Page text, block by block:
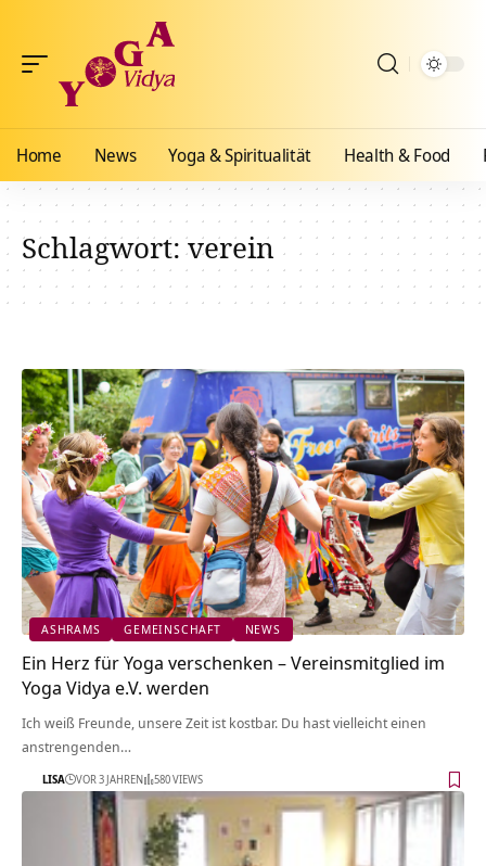
Home News Yoga & Spiritualität Health & Food
Schlagwort:verein
ASHRAMS GEMEINSCHAFT NEWS
Ein Herz für Yoga verschenken – Vereinsmitglied im
Yoga Vidya e.V. werden
Ich weiß Freunde, unsere Zeit ist kostbar. Du hast vielleicht einen
anstrengenden…
LISA VOR 3 JAHREN 580 VIEWS